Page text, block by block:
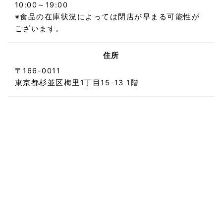
10:00～19:00
※食品の在庫状況によっては閉店が早まる可能性が
ございます。
住所
〒166-0011
東京都杉並区梅里1丁目15-13 1階